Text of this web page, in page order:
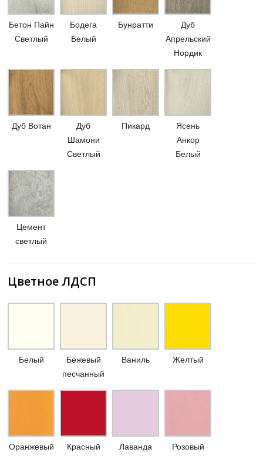
Бетон Пайн
Светлый
Бодега
Белый
Бунратти
Дуб
Апрельский
Нордик
Дуб Вотан
Дуб
Шамони
Светлый
Пикард
Ясень
Анкор
Белый
Цемент
светлый
Цветное ЛДСП
Белый
Бежевый
песчанный
Ваниль Желтый
Оранжевый Красный Лаванда Розовый